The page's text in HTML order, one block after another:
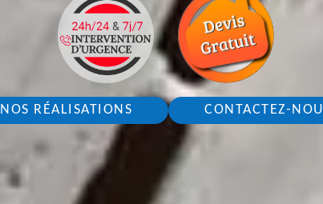
NOS RÉALISATIONS CONTACTEZ-